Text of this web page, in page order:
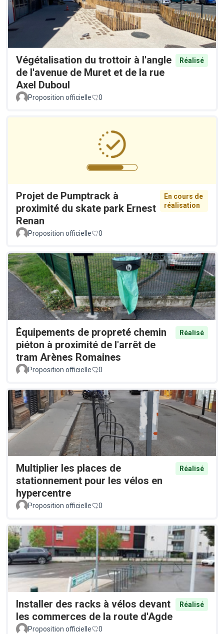
Végétalisation du trottoir à l'angle
de l'avenue de Muret et de la rue
Axel Duboul
Réalisé
Proposition officielle 0
Projet de Pumptrack à
proximité du skate park Ernest
Renan
En cours de
réalisation
Proposition officielle 0
Équipements de propreté chemin
piéton à proximité de l'arrêt de
tram Arènes Romaines
Réalisé
Proposition officielle 0
Multiplier les places de
stationnement pour les vélos en
hypercentre
Réalisé
Proposition officielle 0
Installer des racks à vélos devant
les commerces de la route d'Agde
Réalisé
Proposition officielle 0